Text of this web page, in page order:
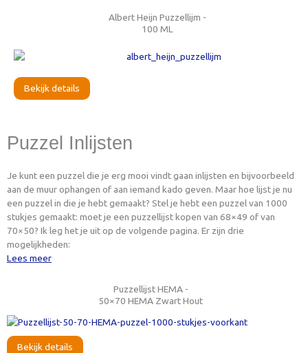
Albert Heijn Puzzellijm -
100 ML
Bekijk details
Puzzel Inlijsten
Je kunt een puzzel die je erg mooi vindt gaan inlijsten en bijvoorbeeld
aan de muur ophangen of aan iemand kado geven. Maar hoe lijst je nu
een puzzel in die je hebt gemaakt? Stel je hebt een puzzel van 1000
stukjes gemaakt: moet je een puzzellijst kopen van 68×49 of van
70×50? Ik leg het je uit op de volgende pagina. Er zijn drie
mogelijkheden:
Lees meer
Puzzellijst HEMA -
50×70 HEMA Zwart Hout
Bekijk details